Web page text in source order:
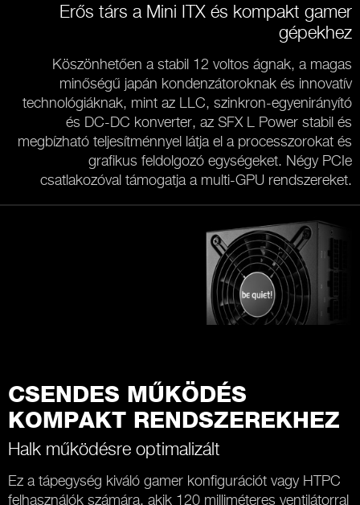
Erős társ a Mini ITX és kompakt gamer
gépekhez
Köszönhetően a stabil 12 voltos ágnak, a magas
minőségű japán kondenzátoroknak és innovatív
technológiáknak, mint az LLC, szinkron-egyenirányító
és DC-DC konverter, az SFX L Power stabil és
megbízható teljesítménnyel látja el a processzorokat és
grafikus feldolgozó egységeket. Négy PCIe
csatlakozóval támogatja a multi-GPU rendszereket.
CSENDES MŰKÖDÉS
KOMPAKT RENDSZEREKHEZ
Halk működésre optimalizált
Ez a tápegység kiváló gamer konfigurációt vagy HTPC
felhasználók számára, akik 120 milliméteres ventilátorral